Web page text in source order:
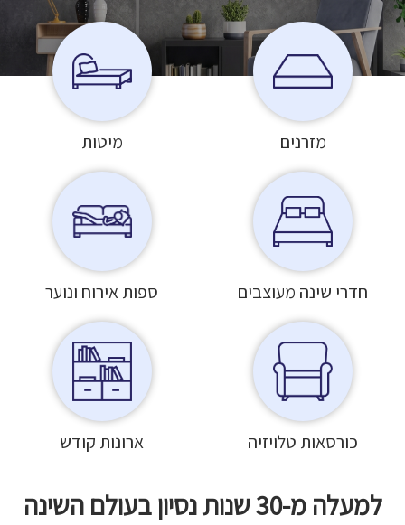
מזרנים מיטות
חדרי שינה מעוצבים ספות אירוח ונוער
כורסאות טלויזיה ארונות קודש
למעלה מ-30 שנות נסיון בעולם השינה